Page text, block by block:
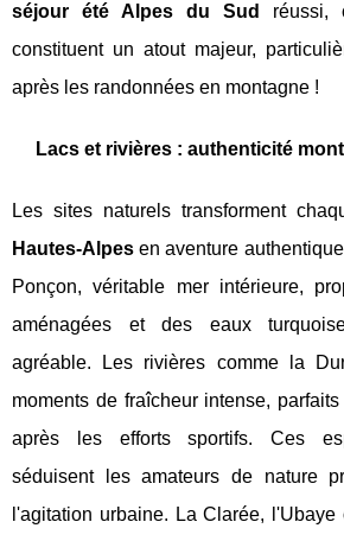
séjour été Alpes du Sud
réussi,
constituent un atout majeur,
après les randonnées en montagne !
Lacs et rivières : authenticité
Les sites naturels transforment
Hautes-Alpes en aventure
Ponçon, véritable mer intérieure,
aménagées et des eaux
agréable. Les rivières comme la
moments de fraîcheur intense,
après les efforts sportifs. Ces
séduisent les amateurs de nature
l'agitation urbaine. La Clarée, l'Ubaye